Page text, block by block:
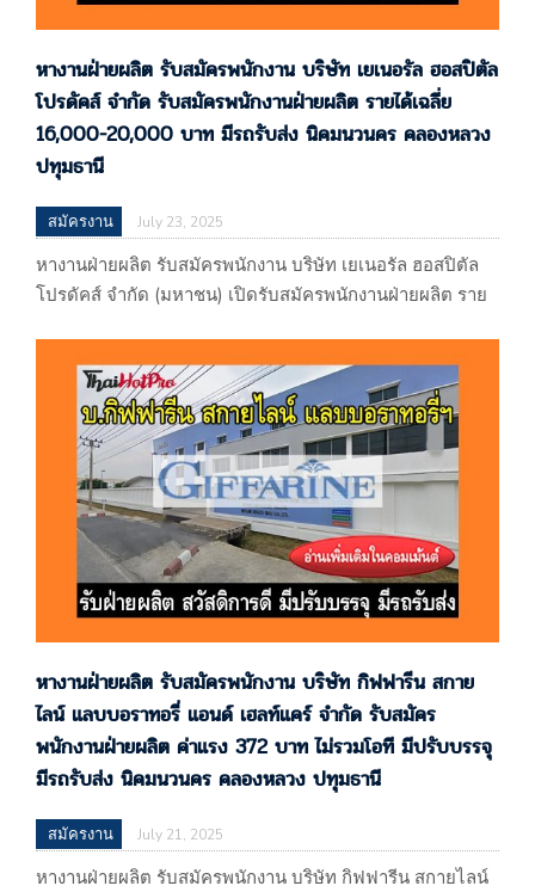
หางานฝ่ายผลิต รับสมัครพนักงาน บริษัท เยเนอรัล ฮอสปิตัล
โปรดัคส์ จำกัด รับสมัครพนักงานฝ่ายผลิต รายได้เฉลี่ย
16,000-20,000 บาท มีรถรับส่ง นิคมนวนคร คลองหลวง
ปทุมธานี
สมัครงาน July 23, 2025
หางานฝ่ายผลิต รับสมัครพนักงาน บริษัท เยเนอรัล ฮอสปิตัล
โปรดัคส์ จำกัด (มหาชน) เปิดรับสมัครพนักงานฝ่ายผลิต ราย
รดัคส์ จำกัด (มหาชน) 101/99 หมู่ที่ 20 ซอยนวนคร 7 ถนน
พหลโยธิน ตำบลคลองหนึ่ง อำเภอคลองหลวง จ.ปทุมธานี
(ผลิตและจำหน่ายน้ำยาปราศจากเชื้อฉีดเข้าเส้นผลิตและ
จำหน่ายน้ำยาล้างไต) แผนที่
: https://maps.app.goo.gl/9HDurNECkRvnrGr39 รับโดย :…
หางานฝ่ายผลิต รับสมัครพนักงาน บริษัท กิฟฟารีน สกาย
ไลน์ แลบบอราทอรี่ แอนด์ เฮลท์แคร์ จำกัด รับสมัคร
พนักงานฝ่ายผลิต ค่าแรง 372 บาท ไม่รวมโอที มีปรับบรรจุ
มีรถรับส่ง นิคมนวนคร คลองหลวง ปทุมธานี
สมัครงาน July 21, 2025
หางานฝ่ายผลิต รับสมัครพนักงาน บริษัท กิฟฟารีน สกายไลน์